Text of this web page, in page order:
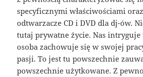
specyficznymi właściwościami
odtwarzacze CD i DVD dla dj-ów.
tutaj prywatne życie. Nas intryguje
osoba zachowuje się w swojej
pasji. To jest tu powszechnie
powszechnie użytkowane. Z